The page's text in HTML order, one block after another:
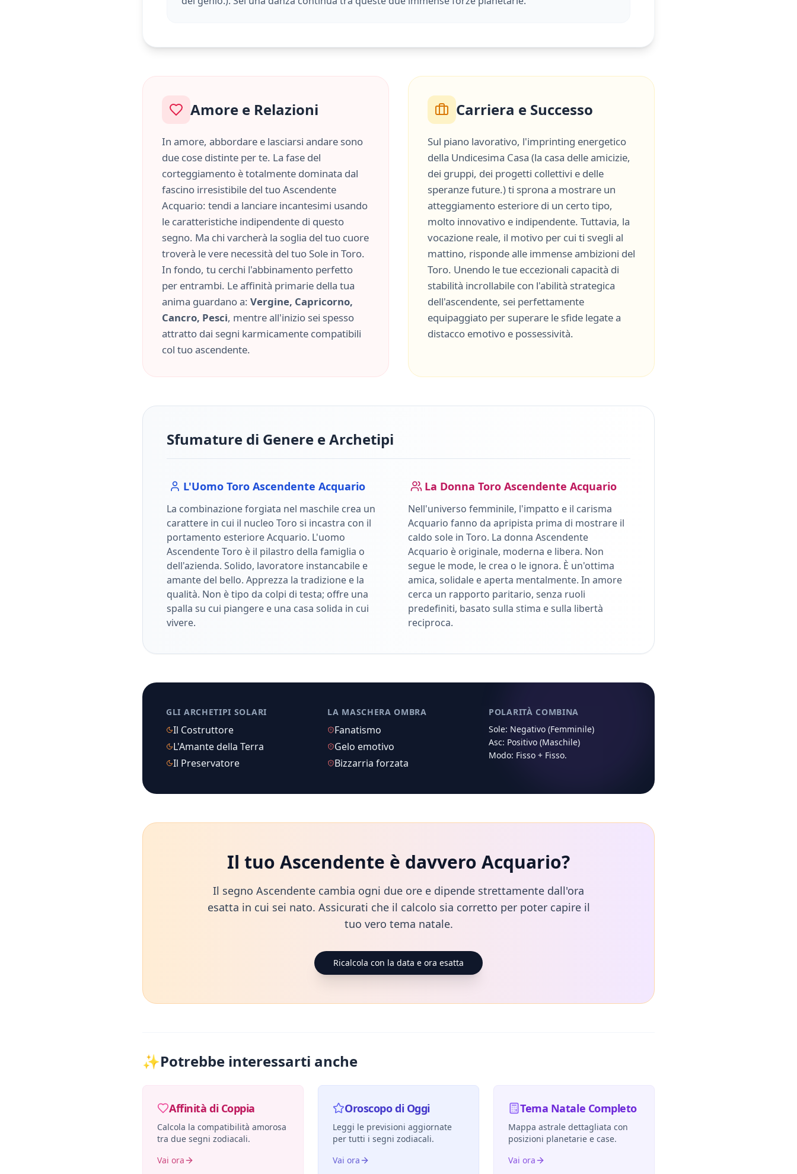
Amore e Relazioni
In amore, abbordare e lasciarsi andare sono
due cose distinte per te. La fase del
corteggiamento è totalmente dominata dal
fascino irresistibile del tuo Ascendente
Acquario: tendi a lanciare incantesimi usando
le caratteristiche indipendente di questo
segno. Ma chi varcherà la soglia del tuo cuore
troverà le vere necessità del tuo Sole in Toro.
In fondo, tu cerchi l'abbinamento perfetto
per entrambi. Le affinità primarie della tua
anima guardano a: Vergine, Capricorno,
Cancro, Pesci, mentre all'inizio sei spesso
attratto dai segni karmicamente compatibili
col tuo ascendente.
Carriera e Successo
Sul piano lavorativo, l'imprinting energetico
della Undicesima Casa (la casa delle amicizie,
dei gruppi, dei progetti collettivi e delle
speranze future.) ti sprona a mostrare un
atteggiamento esteriore di un certo tipo,
molto innovativo e indipendente. Tuttavia, la
vocazione reale, il motivo per cui ti svegli al
mattino, risponde alle immense ambizioni del
Toro. Unendo le tue eccezionali capacità di
stabilità incrollabile con l'abilità strategica
dell'ascendente, sei perfettamente
equipaggiato per superare le sfide legate a
distacco emotivo e possessività.
Sfumature di Genere e Archetipi
L'Uomo Toro Ascendente Acquario
La combinazione forgiata nel maschile crea un
carattere in cui il nucleo Toro si incastra con il
portamento esterioreAcquario. L'uomo
Ascendente Toro è il pilastro della famiglia o
dell'azienda. Solido, lavoratore instancabile e
amante del bello. Apprezza la tradizione e la
qualità. Non è tipo da colpi di testa; offre una
spalla su cui piangere e una casa solida in cui
vivere.
La Donna Toro Ascendente Acquario
Nell'universo femminile, l'impatto e il carisma
Acquario fanno da apripista prima di mostrare il
caldo sole in Toro. La donna Ascendente
Acquario è originale, moderna e libera. Non
segue le mode, le crea o le ignora. È un'ottima
amica, solidale e aperta mentalmente. In amore
cerca un rapporto paritario, senza ruoli
predefiniti, basato sulla stima e sulla libertà
reciproca.
GLI ARCHETIPI SOLARI
Il Costruttore
L'Amante della Terra
Il Preservatore
LA MASCHERA OMBRA
Fanatismo
Gelo emotivo
Bizzarria forzata
POLARITÀ COMBINA
Sole: Negativo (Femminile)
Asc: Positivo (Maschile)
Modo: Fisso + Fisso.
Il tuo Ascendente è davvero Acquario?
Il segno Ascendente cambia ogni due ore e dipende strettamente dall'ora
esatta in cui sei nato. Assicurati che il calcolo sia corretto per poter capire il
tuo vero tema natale.
Ricalcola con la data e ora esatta
✨Potrebbe interessarti anche
Affinità di Coppia
Calcola la compatibilità amorosa
tra due segni zodiacali.
Vai ora
Oroscopo di Oggi
Leggi le previsioni aggiornate
per tutti i segni zodiacali.
Vai ora
Tema Natale Completo
Mappa astrale dettagliata con
posizioni planetarie e case.
Vai ora